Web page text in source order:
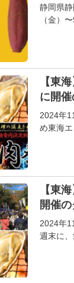
静岡県
（金）
【東
に開
2024年
め東海
【東
開催
2024年
週末に